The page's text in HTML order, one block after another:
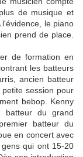
de musique et
le piano
prend de place.
de formation en
les batteurs
ancien batteur
petite session pour
bebop. Kenny
du grand
batteur du
en concert avec
qui ont 15-20